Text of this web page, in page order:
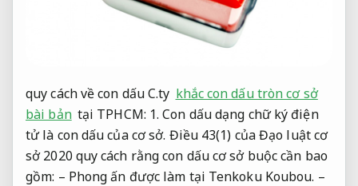
quy cách về con dấu C.ty khắc con dấu tròn cơ sở
bài bản tại TPHCM: 1. Con dấu dạng chữ ký điện
tử là con dấu của cơ sở. Điều 43(1) của Đạo luật cơ
sở 2020 quy cách rằng con dấu cơ sở buộc cần bao
gồm: – Phong ấn được làm tại Tenkoku Koubou. –